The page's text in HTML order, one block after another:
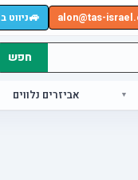
alon@tas-
🚙ניווט בWAZE: ביאליק 124, רמת גן
חפש
אביזרים נלווים